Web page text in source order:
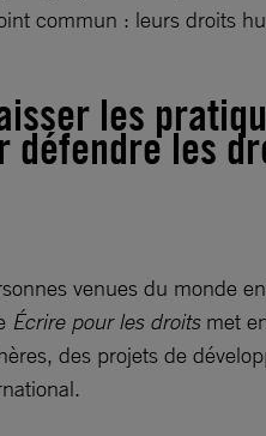
commun : leurs droits
les
les
venues du monde
Écrire pour les droitsmet
des projets de